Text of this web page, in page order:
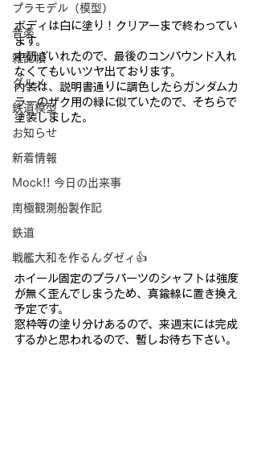
プラモデル（模型）
音楽
雑記帳
グルメ
鉄道模型
お知らせ
新着情報
Mock!! 今日の出来事
南極観測船製作記
鉄道
戦艦大和を作るんダゼィ👍
ボディは白に塗り！クリアーまで終わってい
ます。
中研ぎいれたので、最後のコンパウンド入れ
なくてもいいツヤ出ております。
内装は、説明書通りに調色したらガンダムカ
ラーのザク用の緑に似ていたので、そちらで
塗装しました。
ホイール固定のプラパーツのシャフトは強度
が無く歪んでしまうため、真鍮線に置き換え
予定です。
窓枠等の塗り分けあるので、来週末には完成
するかと思われるので、暫しお待ち下さい。